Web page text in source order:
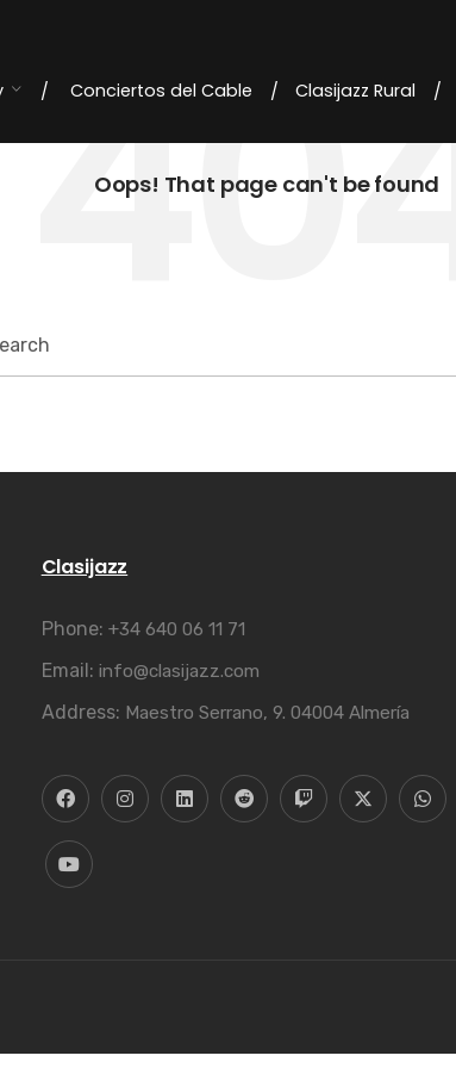
Conciertos del Cable Clasijazz Rural
Oops! That page can't be found
Clasijazz
Phone: +34 640 06 11 71
Email: info@clasijazz.com
Address: Maestro Serrano, 9. 04004 Almería